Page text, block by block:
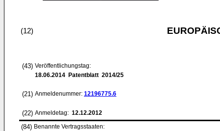
(12)
(43) Veröffentlichungstag:
18.06.2014 Patentblatt 2014/25
(21) Anmeldenummer: 12196775.6
(22) Anmeldetag: 12.12.2012
(84) Benannte Vertragsstaaten: